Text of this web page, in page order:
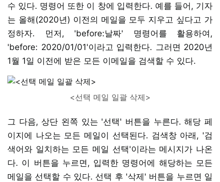
수 있다. 명령어 또한 이 창에 입력한다. 예를 들어, 기자
는 올해(2020년) 이전의 메일을 모두 지우고 싶다고 가
정하자. 먼저, 'before:날짜' 명령어를 활용하여,
'before: 2020/01/01'이라고 입력한다. 그러면 2020년
1월 1일 이전에 받은 모든 이메일을 검색할 수 있다.
<선택 메일 일괄 삭제>
그 다음, 상단 왼쪽 있는 '선택' 버튼을 누른다. 해당 페
이지에 나오는 모든 메일이 선택된다. 검색창 아래, '검
색어와 일치하는 모든 메일 선택'이라는 메시지가 나온
다. 이 버튼을 누르면, 입력한 명령어에 해당하는 모든
메일을 선택할 수 있다. 선택 후 '삭제' 버튼을 누르면 일